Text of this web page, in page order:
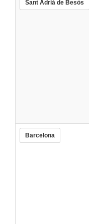
Sant Adrià de Besòs
Barcelona